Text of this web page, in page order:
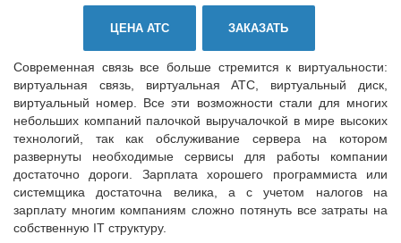
ЦЕНА АТС ЗАКАЗАТЬ
Современная связь все больше стремится к виртуальности:
виртуальная связь, виртуальная АТС, виртуальный диск,
виртуальный номер. Все эти возможности стали для многих
небольших компаний палочкой выручалочкой в мире высоких
технологий, так как обслуживание сервера на котором
развернуты необходимые сервисы для работы компании
достаточно дороги. Зарплата хорошего программиста или
системщика достаточна велика, а с учетом налогов на
зарплату многим компаниям сложно потянуть все затраты на
собственную IT структуру.